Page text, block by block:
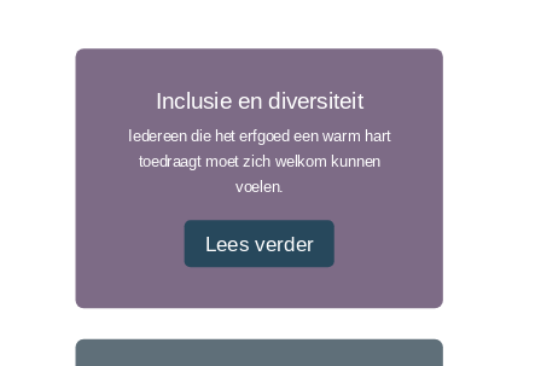
Inclusie en diversiteit
Iedereen die het erfgoed een warm hart
toedraagt moet zich welkom kunnen
voelen.
Lees verder